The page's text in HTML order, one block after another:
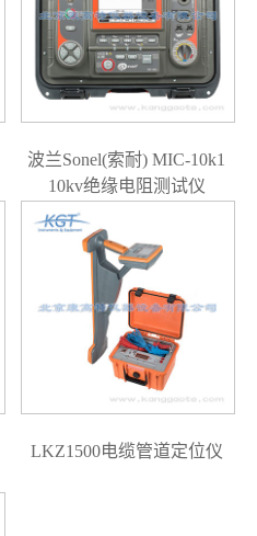
波兰Sonel(索耐) MIC-10k1
10kv绝缘电阻测试仪
LKZ1500电缆管道定位仪